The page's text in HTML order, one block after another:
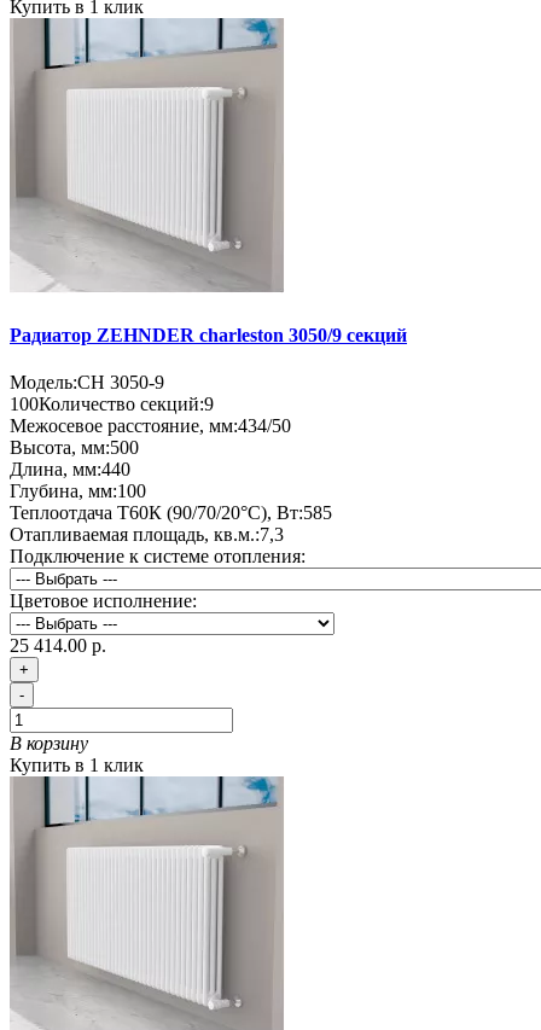
Купить в 1 клик
Радиатор ZEHNDER charleston 3050/9 секций
Модель:CH 3050-9
100Количество секций:9
Межосевое расстояние, мм:434/50
Высота, мм:500
Длина, мм:440
Глубина, мм:100
Теплоотдача Т60К (90/70/20°C), Вт:585
Отапливаемая площадь, кв.м.:7,3
Подключение к системе отопления:
Цветовое исполнение:
25 414.00 р.
+
-
В корзину
Купить в 1 клик